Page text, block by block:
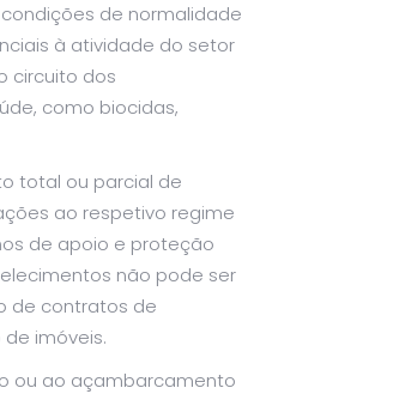
de normalidade
à atividade do setor
circuito dos
como biocidas,
total ou parcial de
ao respetivo regime
de apoio e proteção
não pode ser
de contratos de
imóveis.
ou ao açambarcamento